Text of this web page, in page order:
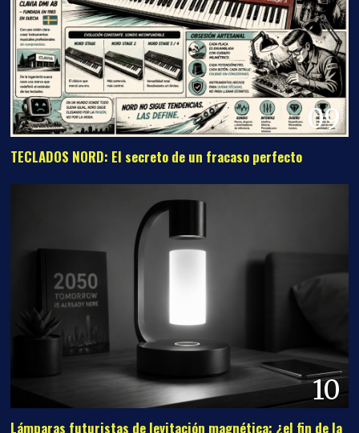
09
TECLADOS NORD: El secreto de un fracaso perfecto
10
Lámparas futuristas de levitación magnética: ¿el fin de la